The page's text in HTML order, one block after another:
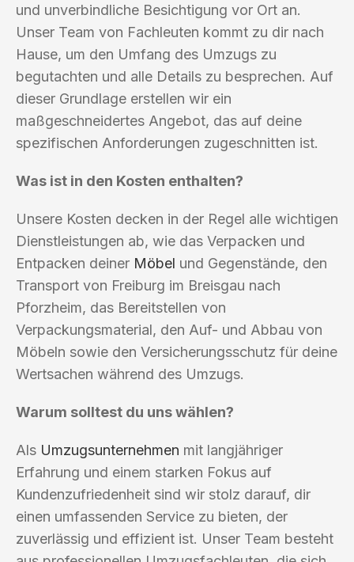
und unverbindliche Besichtigung vor Ort an.
Unser Team von Fachleuten kommt zu dir nach
Hause, um den Umfang des Umzugs zu
begutachten und alle Details zu besprechen. Auf
dieser Grundlage erstellen wir ein
maßgeschneidertes Angebot, das auf deine
spezifischen Anforderungen zugeschnitten ist.
Was ist in den Kosten enthalten?
Unsere Kosten decken in der Regel alle wichtigen
Dienstleistungen ab, wie das Verpacken und
Entpacken deiner Möbel und Gegenstände, den
Transport von Freiburg im Breisgau nach
Pforzheim, das Bereitstellen von
Verpackungsmaterial, den Auf- und Abbau von
Möbeln sowie den Versicherungsschutz für deine
Wertsachen während des Umzugs.
Warum solltest du uns wählen?
Als Umzugsunternehmen mit langjähriger
Erfahrung und einem starken Fokus auf
Kundenzufriedenheit sind wir stolz darauf, dir
einen umfassenden Service zu bieten, der
zuverlässig und effizient ist. Unser Team besteht